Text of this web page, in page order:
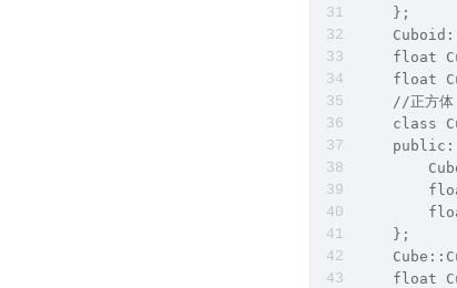
    };
float
float
    //正方体
class
    public:
    };
float